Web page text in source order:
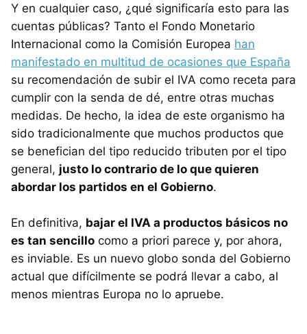
Y en cualquier caso, ¿qué significaría esto para las
cuentas públicas? Tanto el Fondo Monetario
Internacional como la Comisión Europea han
manifestado en multitud de ocasiones que España
su recomendación de subir el IVA como receta para
cumplir con la senda de dé, entre otras muchas
medidas. De hecho, la idea de este organismo ha
sido tradicionalmente que muchos productos que
se benefician del tipo reducido tributen por el tipo
general, justo lo contrario de lo que quieren
abordar los partidos en el Gobierno.
En definitiva, bajar el IVA a productos básicos no
es tan sencillo como a priori parece y, por ahora,
es inviable. Es un nuevo globo sonda del Gobierno
actual que difícilmente se podrá llevar a cabo, al
menos mientras Europa no lo apruebe.